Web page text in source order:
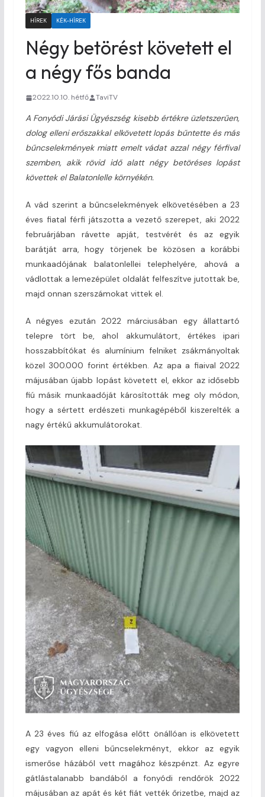
HÍREK KÉK-HÍREK
Négy betörést követett el
a négy fős banda
2022.10.10. hétfő TaviTV
A Fonyódi Járási Ügyészség kisebb értékre üzletszerűen,
dolog elleni erőszakkal elkövetett lopás bűntette és más
bűncselekmények miatt emelt vádat azzal négy férfival
szemben, akik rövid idő alatt négy betöréses lopást
követtek el Balatonlelle környékén.
A vád szerint a bűncselekmények elkövetésében a 23
éves fiatal férfi játszotta a vezető szerepet, aki 2022
februárjában rávette apját, testvérét és az egyik
barátját arra, hogy törjenek be közösen a korábbi
munkaadójának balatonlellei telephelyére, ahová a
vádlottak a lemezépület oldalát felfeszítve jutottak be,
majd onnan szerszámokat vittek el.
A négyes ezután 2022 márciusában egy állattartó
telepre tört be, ahol akkumulátort, értékes ipari
hosszabbítókat és alumínium felniket zsákmányoltak
közel 300.000 forint értékben. Az apa a fiaival 2022
májusában újabb lopást követett el, ekkor az idősebb
fiú másik munkaadóját károsították meg oly módon,
hogy a sértett erdészeti munkagépéből kiszerelték a
nagy értékű akkumulátorokat.
A 23 éves fiú az elfogása előtt önállóan is elkövetett
egy vagyon elleni bűncselekményt, ekkor az egyik
ismerőse házából vett magához készpénzt. Az egyre
gátlástalanabb bandából a fonyódi rendőrök 2022
májusában az apát és két fiát vették őrizetbe, majd az